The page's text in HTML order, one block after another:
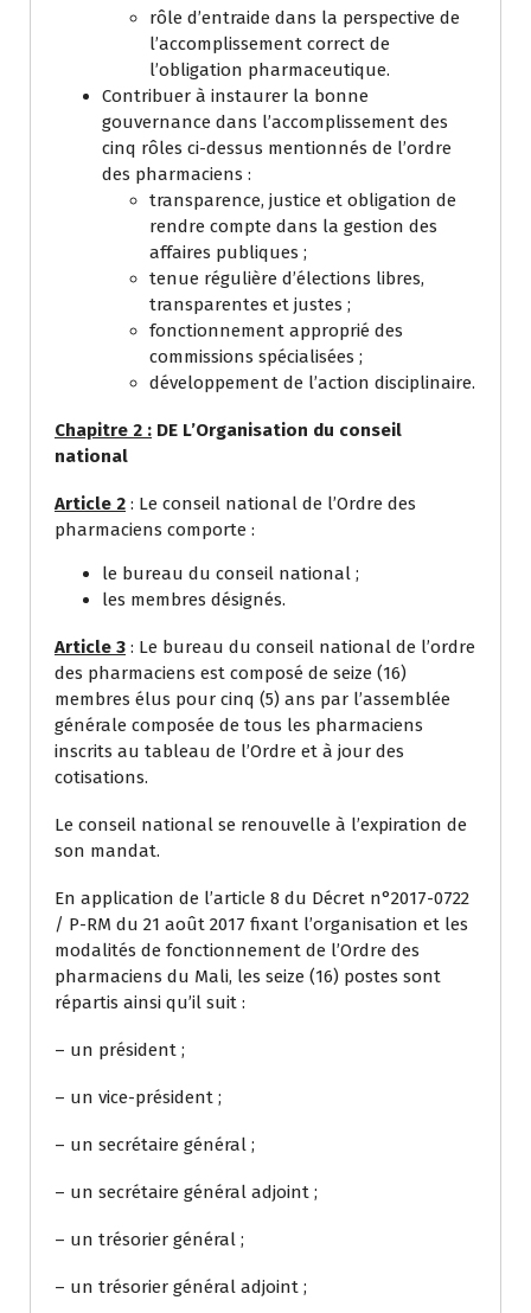
rôle d’entraide dans la perspective de
l’accomplissement correct de
l’obligation pharmaceutique.
Contribuer à instaurer la bonne
gouvernance dans l’accomplissement des
cinq rôles ci-dessus mentionnés de l’ordre
des pharmaciens :
transparence, justice et obligation de
rendre compte dans la gestion des
affaires publiques ;
tenue régulière d’élections libres,
transparentes et justes ;
fonctionnement approprié des
commissions spécialisées ;
développement de l’action disciplinaire.
Chapitre 2 : DE L’Organisation du conseil
national
Article 2 : Le conseil national de l’Ordre des
pharmaciens comporte :
le bureau du conseil national ;
les membres désignés.
Article 3 : Le bureau du conseil national de l’ordre
des pharmaciens est composé de seize (16)
membres élus pour cinq (5) ans par l’assemblée
générale composée de tous les pharmaciens
inscrits au tableau de l’Ordre et à jour des
cotisations.
Le conseil national se renouvelle à l’expiration de
son mandat.
En application de l’article 8 du Décret n°2017-0722
/ P-RM du 21 août 2017 fixant l’organisation et les
modalités de fonctionnement de l’Ordre des
pharmaciens du Mali, les seize (16) postes sont
répartis ainsi qu’il suit :
– un président ;
– un vice-président ;
– un secrétaire général ;
– un secrétaire général adjoint ;
– un trésorier général ;
– un trésorier général adjoint ;